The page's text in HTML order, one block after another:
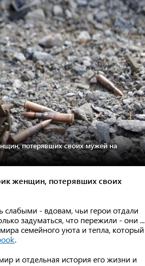
потерявших своих мужей на
женщин, потерявших своих
- вдовам, чьи герои отдали
задуматься, что пережили - они ...
семейного уюта и тепла, который
.
и отдельная история его жизни и